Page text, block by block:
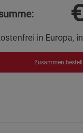
€
in Europa,
Zusammen